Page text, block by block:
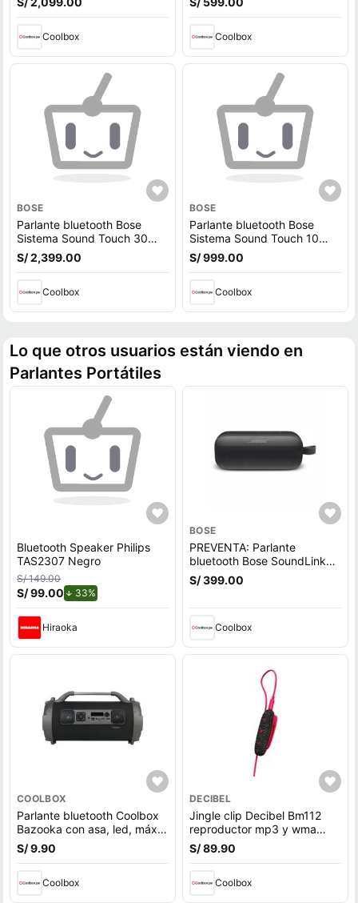
Coolbox Coolbox
BOSE
Parlante bluetooth Bose
Sistema Sound Touch 30
wifi, control remoto
S/ 2,399.00
Coolbox
BOSE
Parlante bluetooth Bose
Sistema Sound Touch 10
wifi, control remoto
S/ 999.00
Coolbox
Lo que otros usuarios están viendo en
Parlantes Portátiles
Bluetooth Speaker Philips
TAS2307 Negro
S/ 149.00
S/ 99.00 33%
Hiraoka
BOSE
PREVENTA: Parlante
bluetooth Bose SoundLink
Flex 1ra Gen, Bluetooth 5.3,
hasta 12h, IP67, batería
S/ 399.00
Coolbox
COOLBOX
Parlante bluetooth Coolbox
Bazooka con asa, led, máx.
2 horas
S/ 9.90
Coolbox
DECIBEL
Jingle clip Decibel Bm112
reproductor mp3 y wma
8gb rojo
S/ 89.90
Coolbox